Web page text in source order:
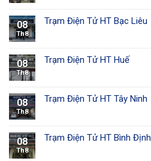
08
Th8
Trạm Điện Tử HT Bạc Liêu
08
Th8
Trạm Điện Tử HT Huế
08
Th8
Trạm Điện Tử HT Tây Ninh
08
Th8
Trạm Điện Tử HT Bình Định